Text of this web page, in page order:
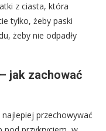
z ciasta, która
tylko, żeby paski
żeby nie odpadły
jak zachować
przechowywać